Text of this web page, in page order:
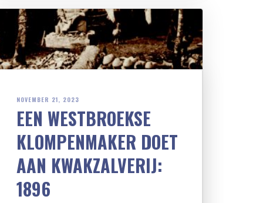
NOVEMBER 21, 2023
EEN WESTBROEKSE
KLOMPENMAKER DOET
AAN KWAKZALVERIJ:
1896